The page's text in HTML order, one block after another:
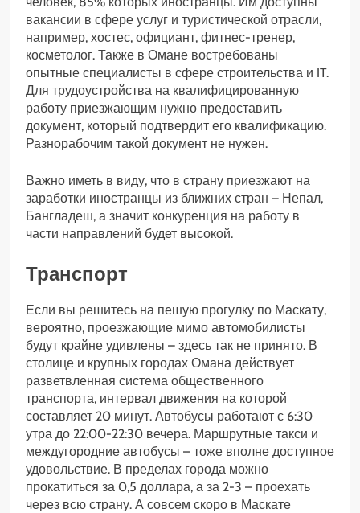
вакансии в сфере услуг и туристической отрасли,
например, хостес, официант, фитнес-тренер,
косметолог. Также в Омане востребованы
опытные специалисты в сфере строительства и IT.
Для трудоустройства на квалифицированную
работу приезжающим нужно предоставить
документ, который подтвердит его квалификацию.
Разнорабочим такой документ не нужен.
Важно иметь в виду, что в страну приезжают на
заработки иностранцы из ближних стран – Непал,
Бангладеш, а значит конкуренция на работу в
части направлений будет высокой.
Транспорт
Если вы решитесь на пешую прогулку по Маскату,
вероятно, проезжающие мимо автомобилисты
будут крайне удивлены – здесь так не принято. В
столице и крупных городах Омана действует
разветвленная система общественного
транспорта, интервал движения на которой
составляет 20 минут. Автобусы работают с 6:30
утра до 22:00-22:30 вечера. Маршрутные такси и
междугородние автобусы – тоже вполне доступное
удовольствие. В пределах города можно
прокатиться за 0,5 доллара, а за 2-3 – проехать
через всю страну. А совсем скоро в Маскате